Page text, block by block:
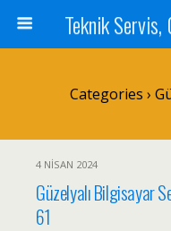
Categories ›
4 NISAN 2024
Güzelyalı Bilgisayar
61